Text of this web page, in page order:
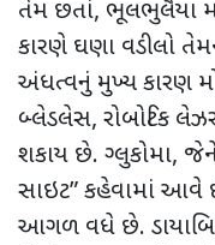
તેમ છતાં, ભૂલભુલૈયા
કારણે ઘણા વડીલો
અંધત્વનું મુખ્ય કારણ
બ્લેડલેસ, રોબોટિક
શકાય છે. ગ્લુકોમા,
સાઇટ” કહેવામાં આવે
આગળ વધે છે.